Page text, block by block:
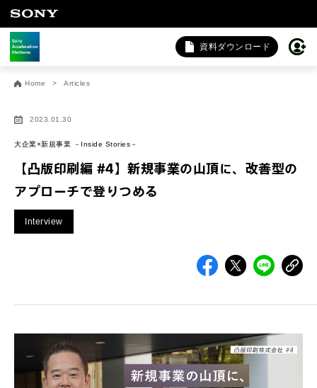
資料ダウンロード
Home Articles
2023.01.30
大企業×新規事業 －Inside Stories－
【凸版印刷編 #4】新規事業の山頂に、改善型の
アプローチで登りつめる
Interview
お問い合わせ
法人向けサービスに関するご相談・お問い合わせは以下のボタ
法人お問い合わせ
FAQ&個人お問い合わせは以下のボタンからお願いします。
FAQ & 個人お問い合わせ